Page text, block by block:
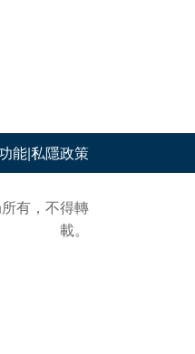
能|私隱政策
有，不得轉
載。